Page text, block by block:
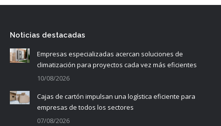
Noticias destacadas
Empresas especializadas acercan soluciones de
climatización para proyectos cada vez más eficientes
10/08/2026
Cajas de cartón impulsan una logística eficiente para
empresas de todos los sectores
07/08/2026